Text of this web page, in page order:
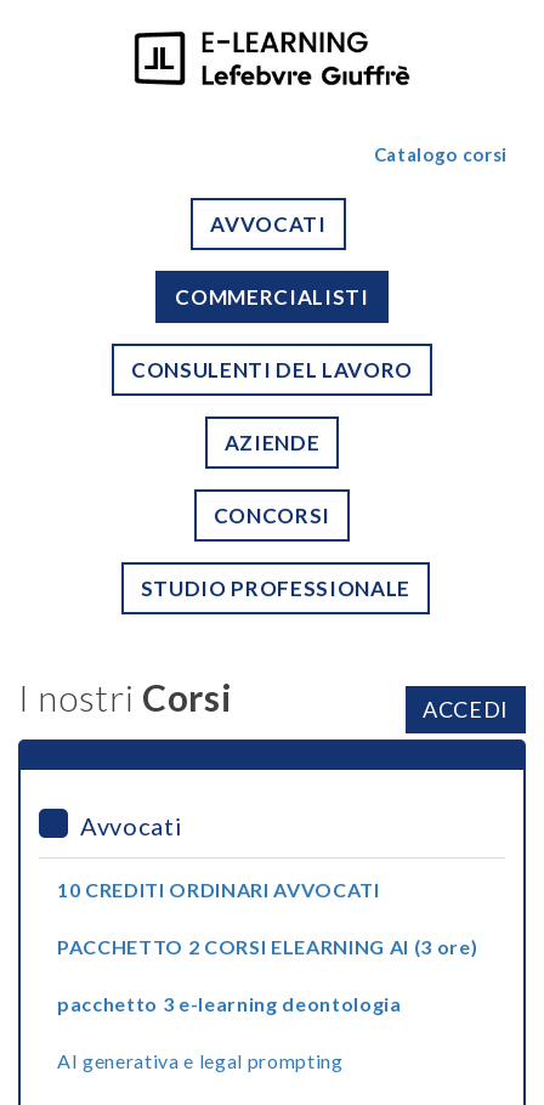
Catalogo corsi
AVVOCATI
COMMERCIALISTI
CONSULENTI DEL LAVORO
AZIENDE
CONCORSI
STUDIO PROFESSIONALE
I nostri Corsi ACCEDI
Avvocati
10 CREDITI ORDINARI AVVOCATI
PACCHETTO 2 CORSI ELEARNING AI (3 ore)
pacchetto 3 e-learning deontologia
AI generativa e legal prompting